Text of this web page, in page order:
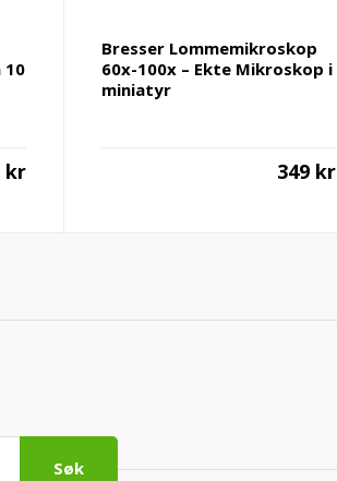
kr
Bresser Lommemikroskop
60x-100x – Ekte Mikroskop i
miniatyr
349 kr
Søk